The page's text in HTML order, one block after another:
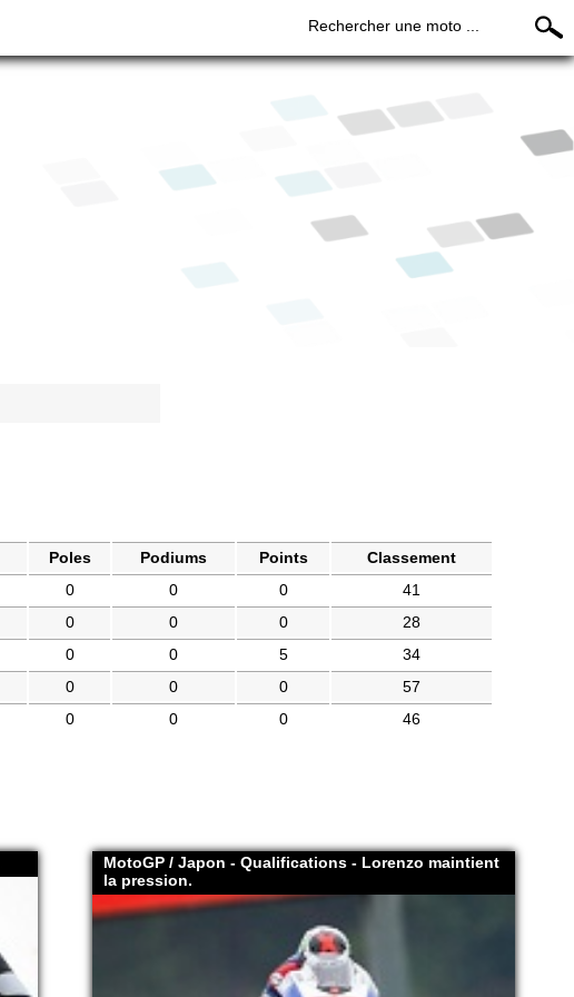
Rechercher une moto ...
Poles Podiums Points
Classement
0 0 0
41
0 0 0
28
0 0 5
34
0 0 0
57
0 0 0 46
MotoGP / Japon - Qualifications - Lorenzo maintient
la pression.